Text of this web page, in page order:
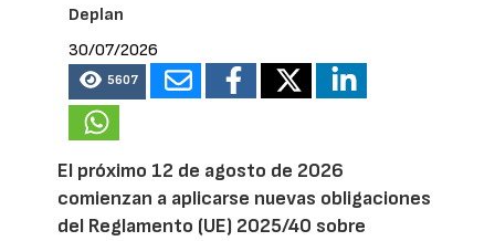
Deplan
30/07/2026
5607
El próximo 12 de agosto de 2026
comienzan a aplicarse nuevas obligaciones
del Reglamento (UE) 2025/40 sobre